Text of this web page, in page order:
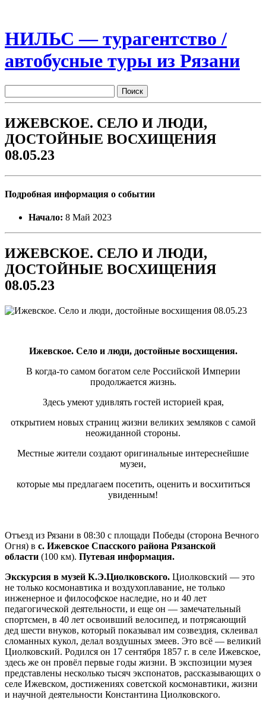
НИЛЬС — турагентство /
автобусные туры из Рязани
ИЖЕВСКОЕ. СЕЛО И ЛЮДИ,
ДОСТОЙНЫЕ ВОСХИЩЕНИЯ
08.05.23
Подробная информация о событии
Начало: 8 Май 2023
ИЖЕВСКОЕ. СЕЛО И ЛЮДИ,
ДОСТОЙНЫЕ ВОСХИЩЕНИЯ
08.05.23
Ижевское. Село и люди, достойные восхищения.
В когда-то самом богатом селе Российской Империи
продолжается жизнь.
Здесь умеют удивлять гостей историей края,
открытием новых страниц жизни великих земляков с самой
неожиданной стороны.
Местные жители создают оригинальные интереснейшие
музеи,
которые мы предлагаем посетить, оценить и восхититься
увиденным!
Отъезд из Рязани в 08:30 с площади Победы (сторона Вечного
Огня) в с. Ижевское Спасского района Рязанской
области (100 км). Путевая информация.
Экскурсия в музей К.Э.Циолковского. Циолковский — это
не только космонавтика и воздухоплавание, не только
инженерное и философское наследие, но и 40 лет
педагогической деятельности, и еще он — замечательный
спортсмен, в 40 лет освоивший велосипед, и потрясающий
дед шести внуков, который показывал им созвездия, склеивал
сломанных кукол, делал воздушных змеев. Это всё — великий
Циолковский. Родился он 17 сентября 1857 г. в селе Ижевское,
здесь же он провёл первые годы жизни. В экспозиции музея
представлены несколько тысяч экспонатов, рассказывающих о
селе Ижевском, достижениях советской космонавтики, жизни
и научной деятельности Константина Циолковского.